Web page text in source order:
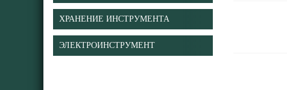
ХРАНЕНИЕ ИНСТРУМЕНТА
ЭЛЕКТРОИНСТРУМЕНТ